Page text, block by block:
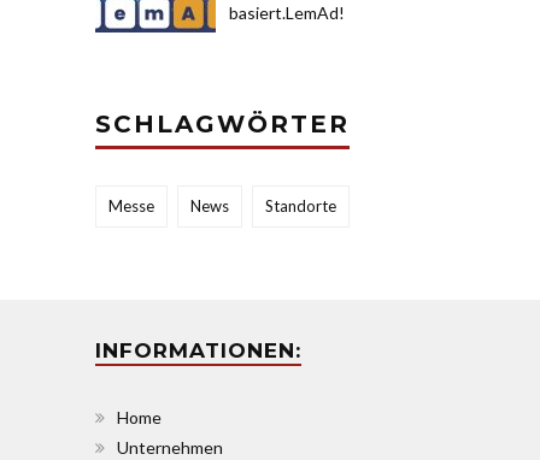
basiert.LemAd!
SCHLAGWÖRTER
Messe News Standorte
INFORMATIONEN:
Home
Unternehmen